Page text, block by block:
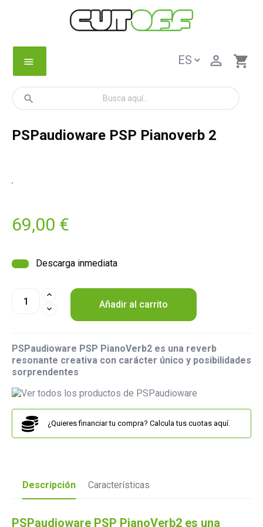
menu shopping_cart

search
PSPaudioware PSP Pianoverb 2
69,00 €
Descarga inmediata
Añadir al carrito
PSPaudioware PSP PianoVerb2 es una reverb
resonante creativa con carácter único y posibilidades
sorprendentes
¿Quieres financiar tu compra? Calcula tus cuotas aquí.
Descripción Características
PSPaudioware PSP PianoVerb2 es una